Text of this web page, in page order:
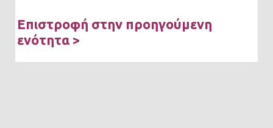
Επιστροφή στην προηγούμενη
ενότητα >